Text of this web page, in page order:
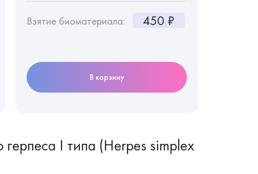
Взятие биоматериала: 450 ₽
В корзину
I типа (Herpes simplex